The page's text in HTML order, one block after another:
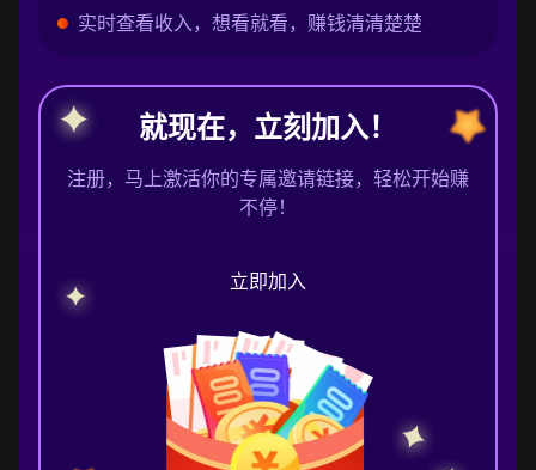
实时查看收入，想看就看，赚钱清清楚楚
就现在，立刻加入！
注册，马上激活你的专属邀请链接，轻松开始赚
不停！
立即加入